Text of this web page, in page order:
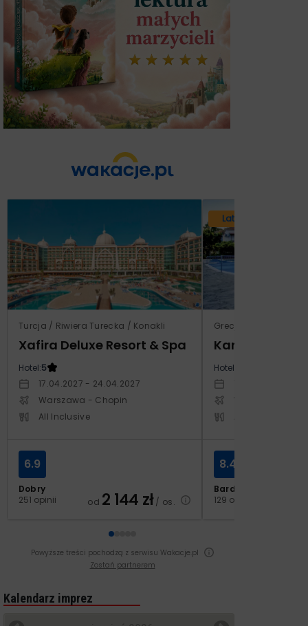
Turcja / Riwiera Turecka / Konakli
Xafira Deluxe Resort & Spa
Hotel:5
17.04.2027 - 24.04.2027
Warszawa - Chopin
All Inclusive
Dobry
251 opinii
6.9
od 2 144 zł/ os.
Lato 2026
Grecja / Samos /
Kampos
Hotel:
Warszawa -
Bardzo dobry
129 opinii
8.4
Powyższe treści pochodzą z serwisu Wakacje.pl
Zostań partnerem
Kalendarz imprez